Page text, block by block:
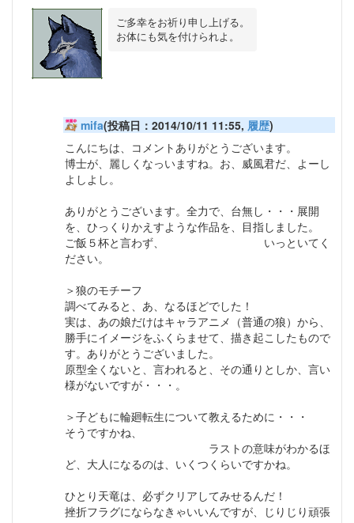
ご多幸をお祈り申し上げる。
mifa(投稿日：2014/10/11 11:55, 履歴)
こんにちは、コメントありがとうございます。
博士が、麗しくなっいますね。お、威風君だ、よーし
よしよし。
ありがとうございます。全力で、台無し・・・展開
を、ひっくりかえすような作品を、目指しました。
ご飯５杯と言わず、
いっといてく
ださい。
＞狼のモチーフ
調べてみると、あ、なるほどでした！
実は、あの娘だけはキャラアニメ（普通の狼）から、
勝手にイメージをふくらませて、描き起こしたもので
す。ありがとうございました。
原型全くないと、言われると、その通りとしか、言い
様がないですが・・・。
＞子どもに輪廻転生について教えるために・・・
そうですかね、
ラストの意味がわかるほ
ど、大人になるのは、いくつくらいですかね。
ひとり天竜は、必ずクリアしてみせるんだ！
挫折フラグにならなきゃいいんですが、じりじり頑張